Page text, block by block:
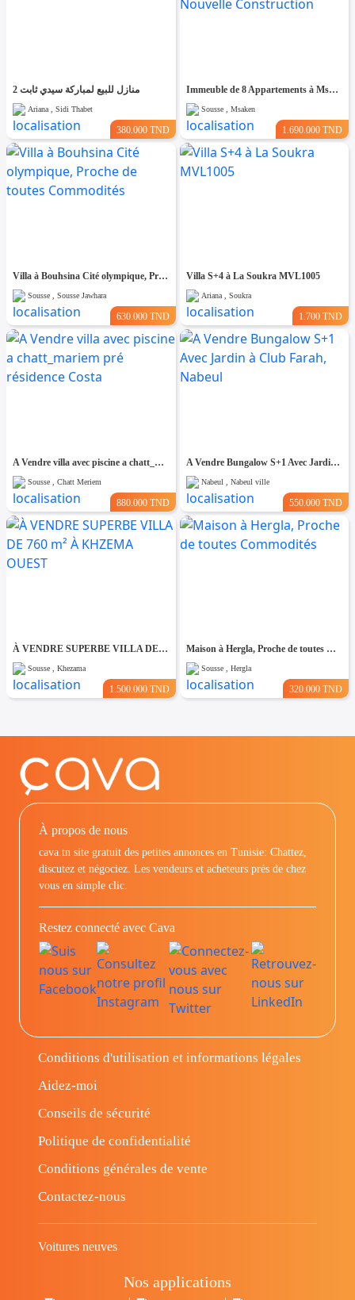
2 منازل للبيع لمباركة سيدي ثابت
Ariana , Sidi Thabet
380.000 TND
Immeuble de 8 Appartements à Msaken Nouvelle Construction
Sousse , Msaken
1.690.000 TND
Villa à Bouhsina Cité olympique, Proche de toutes Commodités
Sousse , Sousse Jawhara
630.000 TND
Villa S+4 à La Soukra MVL1005
Ariana , Soukra
1.700 TND
A Vendre villa avec piscine a chatt_mariem pré résidence Costa
Sousse , Chatt Meriem
880.000 TND
A Vendre Bungalow S+1 Avec Jardin à Club Farah, Nabeul
Nabeul , Nabeul ville
550.000 TND
À VENDRE SUPERBE VILLA DE 760 m² À KHZEMA OUEST
Sousse , Khezama
1.500.000 TND
Maison à Hergla, Proche de toutes Commodités
Sousse , Hergla
320.000 TND
À propos de nous
cava.tn site gratuit des petites annonces en Tunisie: Chattez,
discutez et négociez. Les vendeurs et acheteurs prés de chez
vous en simple clic.
Restez connecté avec Cava
Conditions d'utilisation et informations légales
Aidez-moi
Conseils de sécurité
Politique de confidentialité
Conditions générales de vente
Contactez-nous
Voitures neuves
Nos applications